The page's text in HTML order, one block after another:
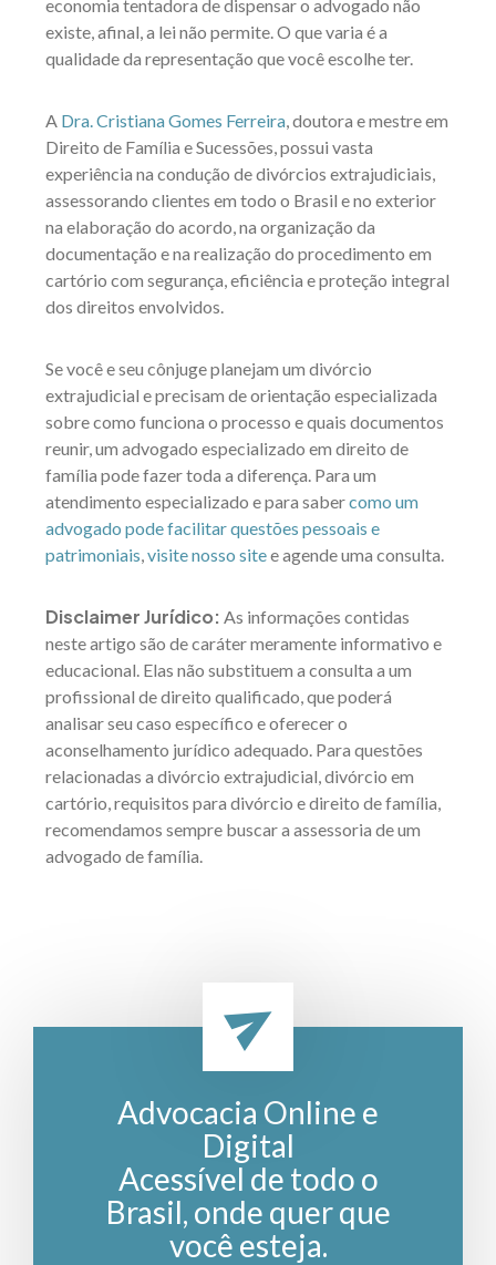
economia tentadora de dispensar o advogado não
existe, afinal, a lei não permite. O que varia é a
qualidade da representação que você escolhe ter.
A Dra. Cristiana Gomes Ferreira , doutora e mestre em
Direito de Família e Sucessões, possui vasta
experiência na condução de divórcios extrajudiciais,
assessorando clientes em todo o Brasil e no exterior
na elaboração do acordo, na organização da
documentação e na realização do procedimento em
cartório com segurança, eficiência e proteção integral
dos direitos envolvidos.
Se você e seu cônjuge planejam um divórcio
extrajudicial e precisam de orientação especializada
sobre como funciona o processo e quais documentos
reunir, um advogado especializado em direito de
família pode fazer toda a diferença. Para um
atendimento especializado e para sabercomo um
advogado pode facilitar questões pessoais e
patrimoniais visite nosso sitee agende uma consulta.
Disclaimer Jurídico: As informações contidas
neste artigo são de caráter meramente informativo e
educacional. Elas não substituem a consulta a um
profissional de direito qualificado, que poderá
analisar seu caso específico e oferecer o
aconselhamento jurídico adequado. Para questões
relacionadas a divórcio extrajudicial, divórcio em
cartório, requisitos para divórcio e direito de família,
recomendamos sempre buscar a assessoria de um
advogado de família.
Advocacia Online e
Digital
Acessível de todo o
Brasil, onde quer que
você esteja.